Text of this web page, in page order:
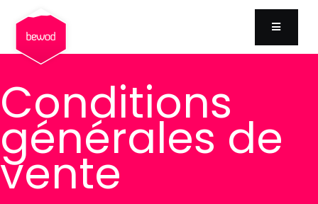
MENU
Conditions
générales de
vente